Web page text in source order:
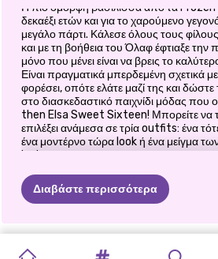
Η πιο όμορφη βασίλισσα από τα Frozen
δεκαέξι ετών και για το χαρούμενο
μεγάλο πάρτι. Κάλεσε όλους τους
και με τη βοήθεια του Όλαφ έφτιαξε την
μόνο που μένει είναι να βρεις το
Είναι πραγματικά μπερδεμένη σχετικά
φορέσει, οπότε ελάτε μαζί της και δώστε
στο διασκεδαστικό παιχνίδι μόδας που
then Elsa Sweet Sixteen! Μπορείτε να
επιλέξει ανάμεσα σε τρία outfits: ένα
ένα μοντέρνο τώρα look ή ένα μείγμα
look, μπορείτε να διαλέξετε ένα υπέροχο
υπέροχα μανίκια από δαντέλα και
φούστα. Ένα ζευγάρι μπλε παπούτσια και
υπέροχο κόκκινο και κίτρινο φόρεμα με
σανδάλια και λαμπερά κοσμήματα.
Διαβάστε περισσότερα
PRINCESS
PRINCESS
PRINCESSES AND